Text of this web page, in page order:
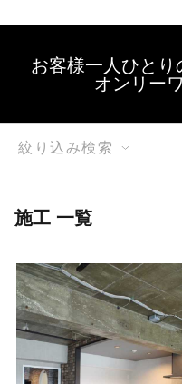
お客様一人ひとり
オンリー
絞り込み検索
施工 一覧